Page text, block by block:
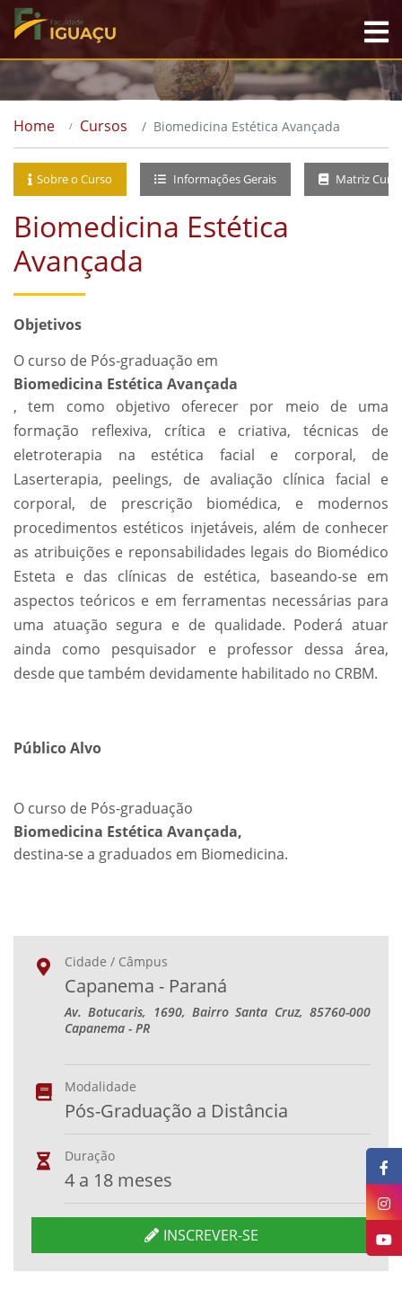
Home Cursos Biomedicina Estética Avançada
Sobre o Curso Informações Gerais Matriz
Biomedicina Estética
Avançada
Objetivos
O curso de Pós-graduação em
Biomedicina Estética Avançada
, tem como objetivo oferecer por meio de uma
formação reflexiva, crítica e criativa, técnicas de
eletroterapia na estética facial e corporal, de
Laserterapia, peelings, de avaliação clínica facial e
corporal, de prescrição biomédica, e modernos
procedimentos estéticos injetáveis, além de conhecer
as atribuições e reponsabilidades legais do Biomédico
Esteta e das clínicas de estética, baseando-se em
aspectos teóricos e em ferramentas necessárias para
uma atuação segura e de qualidade. Poderá atuar
ainda como pesquisador e professor dessa área,
desde que também devidamente habilitado no CRBM.
Público Alvo
O curso de Pós-graduação
Biomedicina Estética Avançada,
destina-se a graduados em Biomedicina.
Cidade / Câmpus
Capanema - Paraná
Av. Botucaris, 1690, Bairro Santa Cruz, 85760-000
Capanema - PR
Modalidade
Pós-Graduação a Distância
Duração
4 a 18 meses
INSCREVER-SE